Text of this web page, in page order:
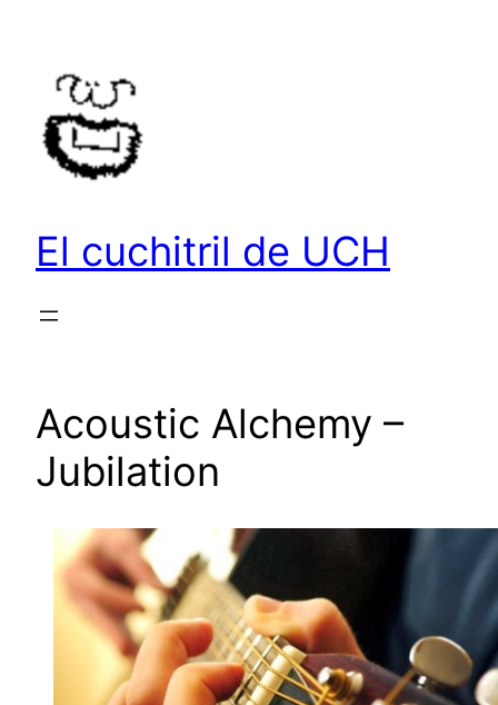
contenido
El cuchitril de UCH
Acoustic Alchemy –
Jubilation